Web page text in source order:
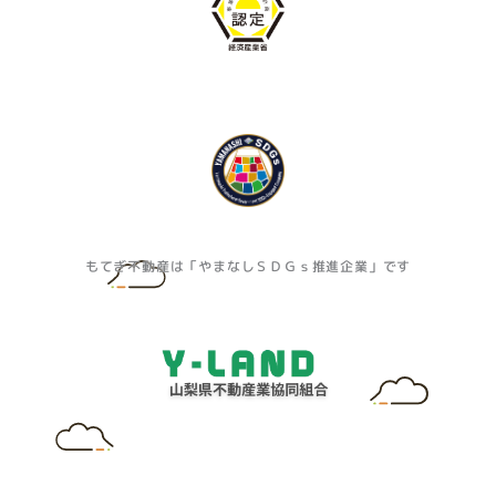
もてぎ不動産は「やまなしＳＤＧｓ推進企業」です